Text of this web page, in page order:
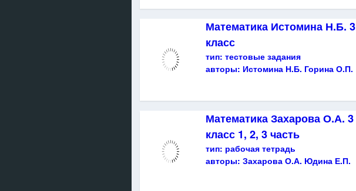
Математика Истомина Н.Б. 3
класс
тип: тестовые задания
авторы: Истомина Н.Б. Горина О.П.
Математика Захарова О.А. 3
класс 1, 2, 3 часть
тип: рабочая тетрадь
авторы: Захарова О.А. Юдина Е.П.